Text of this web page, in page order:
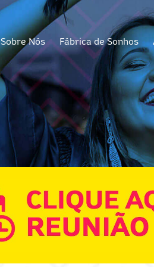
Sobre Nós Fábrica de Sonhos